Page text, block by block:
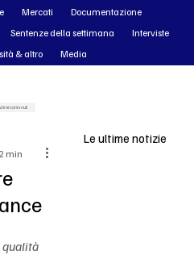
min
qualità
Le ultime notizie
Mercati
Documentazione
Sentenze della settimana
Interviste
& altro
Media
Vai ai contenuti